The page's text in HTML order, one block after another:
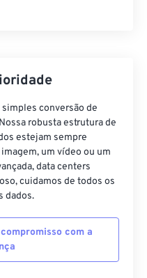
simples conversão de
robusta estrutura de
estejam sempre
um vídeo ou um
data centers
cuidamos de todos os
dados.
com a